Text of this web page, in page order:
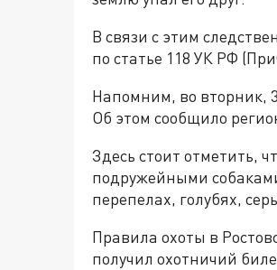
В связи с этим
по статье 118 УК РФ
Напомним, во вторник,
Об этом сообщило
Здесь стоит отметить,
подружейными
перепелах, голубях,
Правила охоты в
получил охотничий